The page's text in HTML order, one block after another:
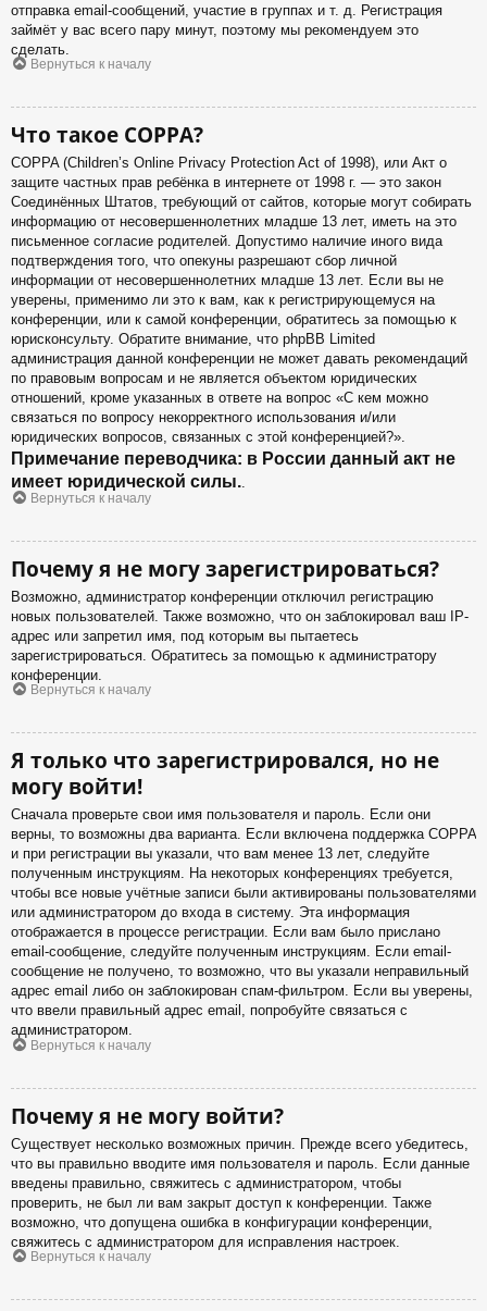
отправка email-сообщений, участие в группах и т. д. Регистрация
займёт у вас всего пару минут, поэтому мы рекомендуем это
сделать.
Вернуться к началу
Что такое COPPA?
COPPA (Children’s Online Privacy Protection Act of 1998), или Акт о
защите частных прав ребёнка в интернете от 1998 г. — это закон
Соединённых Штатов, требующий от сайтов, которые могут собирать
информацию от несовершеннолетних младше 13 лет, иметь на это
письменное согласие родителей. Допустимо наличие иного вида
подтверждения того, что опекуны разрешают сбор личной
информации от несовершеннолетних младше 13 лет. Если вы не
уверены, применимо ли это к вам, как к регистрирующемуся на
конференции, или к самой конференции, обратитесь за помощью к
юрисконсульту. Обратите внимание, что phpBB Limited
администрация данной конференции не может давать рекомендаций
по правовым вопросам и не является объектом юридических
отношений, кроме указанных в ответе на вопрос «С кем можно
связаться по вопросу некорректного использования и/или
юридических вопросов, связанных с этой конференцией?».
Примечание переводчика: в России данный акт не
имеет юридической силы..
Вернуться к началу
Почему я не могу зарегистрироваться?
Возможно, администратор конференции отключил регистрацию
новых пользователей. Также возможно, что он заблокировал ваш IP-
адрес или запретил имя, под которым вы пытаетесь
зарегистрироваться. Обратитесь за помощью к администратору
конференции.
Вернуться к началу
Я только что зарегистрировался, но не
могу войти!
Сначала проверьте свои имя пользователя и пароль. Если они
верны, то возможны два варианта. Если включена поддержка COPPA
и при регистрации вы указали, что вам менее 13 лет, следуйте
полученным инструкциям. На некоторых конференциях требуется,
чтобы все новые учётные записи были активированы пользователями
или администратором до входа в систему. Эта информация
отображается в процессе регистрации. Если вам было прислано
email-сообщение, следуйте полученным инструкциям. Если email-
сообщение не получено, то возможно, что вы указали неправильный
адрес email либо он заблокирован спам-фильтром. Если вы уверены,
что ввели правильный адрес email, попробуйте связаться с
администратором.
Вернуться к началу
Почему я не могу войти?
Существует несколько возможных причин. Прежде всего убедитесь,
что вы правильно вводите имя пользователя и пароль. Если данные
введены правильно, свяжитесь с администратором, чтобы
проверить, не был ли вам закрыт доступ к конференции. Также
возможно, что допущена ошибка в конфигурации конференции,
свяжитесь с администратором для исправления настроек.
Вернуться к началу